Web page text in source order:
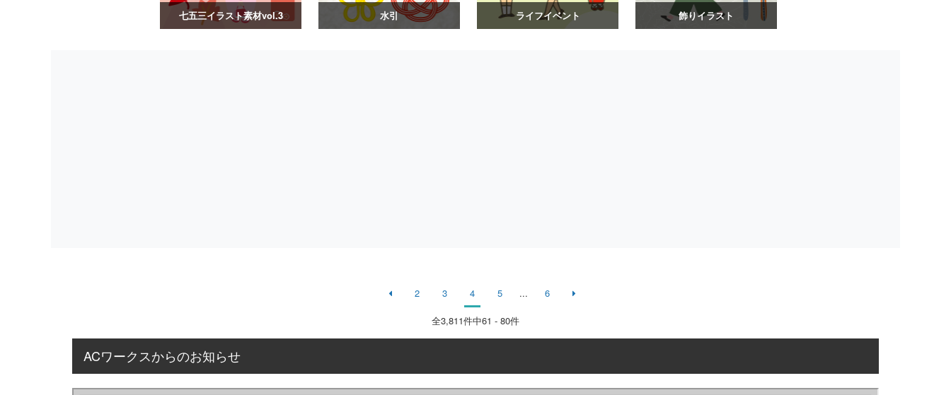
七五三イラスト素材vol.3 水引 ライフイベント 飾りイラスト
2 3 4 5 ... 6
全3,811件中61 - 80件
ACワークスからのお知らせ